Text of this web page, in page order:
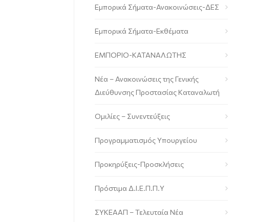
Εμπορικά Σήματα-Ανακοινώσεις-ΔΕΣ
Εμπορικά Σήματα-Εκθέματα
ΕΜΠΟΡΙΟ-ΚΑΤΑΝΑΛΩΤΗΣ
Νέα – Ανακοινώσεις της Γενικής
Διεύθυνσης Προστασίας Καταναλωτή
Ομιλίες – Συνεντεύξεις
Προγραμματισμός Υπουργείου
Προκηρύξεις-Προσκλήσεις
Πρόστιμα Δ.Ι.Ε.Π.Π.Υ
ΣΥΚΕΑΑΠ – Τελευταία Νέα